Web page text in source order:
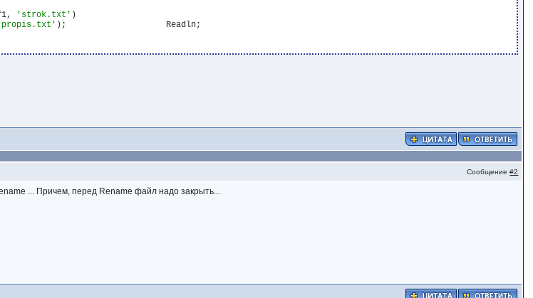
'strok.txt' )
Сообщение#2
... Причем, перед Rename файл надо закрыть...